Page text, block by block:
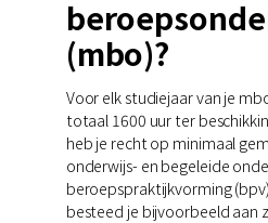
(mbo)?
Voor elk studiejaar van je
totaal 1600 uur ter
heb je recht op minimaal
onderwijs- en begeleide
beroepspraktijkvorming
besteed je bijvoorbeeld aan